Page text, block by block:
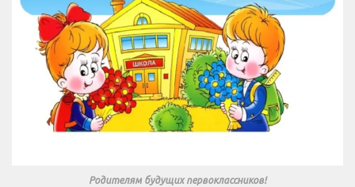
Родителям будущих первоклассников!